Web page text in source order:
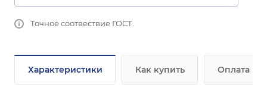
Точное соотвествие ГОСТ.
Характеристики Как купить Оплата